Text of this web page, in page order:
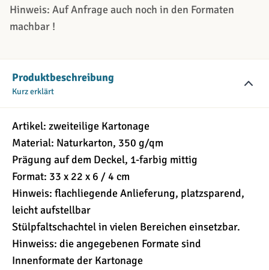
Produktbeschreibung
Kurz erklärt
Artikel: zweiteilige Kartonage
Material: Naturkarton, 350 g/qm
Prägung auf dem Deckel, 1-farbig mittig
Format: 33 x 22 x 6 / 4 cm
Hinweis: flachliegende Anlieferung, platzsparend,
leicht aufstellbar
Stülpfaltschachtel in vielen Bereichen einsetzbar.
Hinweiss: die angegebenen Formate sind
Innenformate der Kartonage
Hinweis: Auf Anfrage auch noch in den Formaten
machbar !